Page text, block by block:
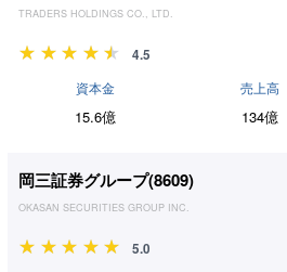
TRADERS HOLDINGS CO., LTD.
4.5
資本金
15.6億
売上高
134億
岡三証券グループ(8609)
OKASAN SECURITIES GROUP INC.
5.0